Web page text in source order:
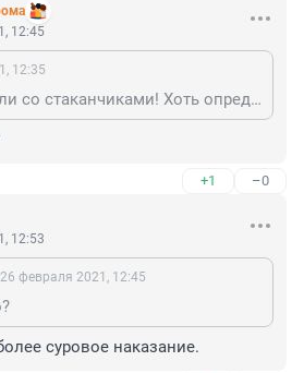
12:45
12:35
Как вы задолбали со стаканчиками! Хоть определитесь, какими: у одних либеро с бумажными, у других с пластиковыми.
+1 –0
12:53
26 февраля 2021, 12:45
суровое наказание.